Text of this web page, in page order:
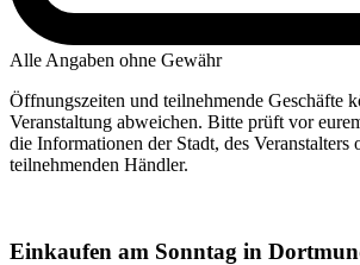
Alle Angaben ohne Gewähr
Öffnungszeiten und teilnehmende Geschäfte
Veranstaltung abweichen. Bitte prüft vor
die Informationen der Stadt, des Veranstalters
teilnehmenden Händler.
Einkaufen am Sonntag in